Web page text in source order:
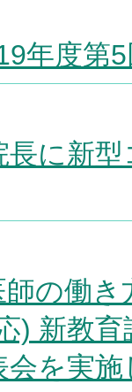
年度第
に新
の働
) 新教
会を実